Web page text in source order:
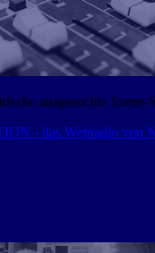
ausgesuchte Szene-
- das Webradio von